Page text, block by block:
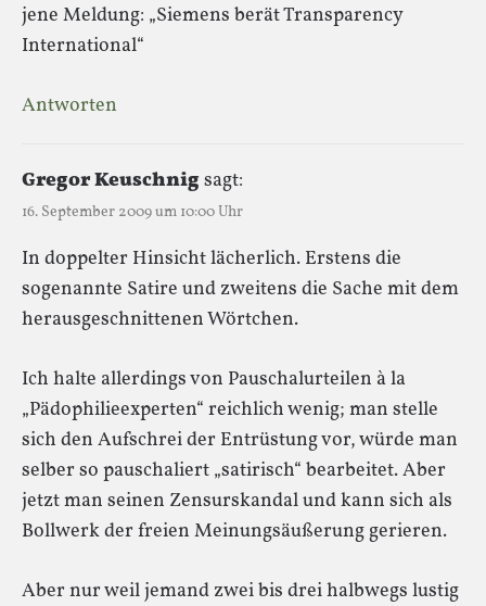
jene Meldung: „Siemens berät Transparency
International“
Antworten
Gregor Keuschnigsagt:
16. September 2009 um 10:00 Uhr
In doppelter Hinsicht lächerlich. Erstens die
sogenannte Satire und zweitens die Sache mit dem
herausgeschnittenen Wörtchen.
Ich halte allerdings von Pauschalurteilen à la
„Pädophilieexperten“ reichlich wenig; man stelle
sich den Aufschrei der Entrüstung vor, würde man
selber so pauschaliert „satirisch“ bearbeitet. Aber
jetzt man seinen Zensurskandal und kann sich als
Bollwerk der freien Meinungsäußerung gerieren.
Aber nur weil jemand zwei bis drei halbwegs lustig